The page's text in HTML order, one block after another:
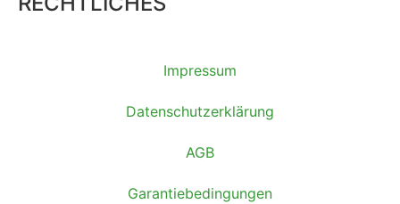
Impressum
Datenschutzerklärung
AGB
Garantiebedingungen